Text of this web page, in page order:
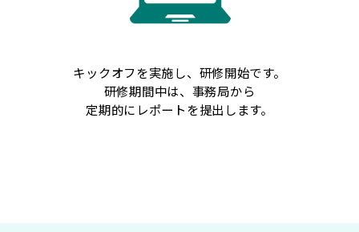
キックオフを実施し、研修開始です。
研修期間中は、事務局から
定期的にレポートを提出します。